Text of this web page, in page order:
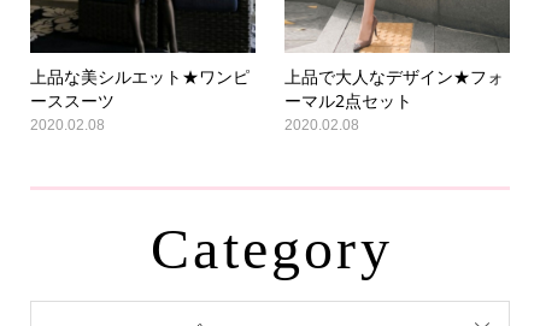
上品な美シルエット★ワンピ
ーススーツ
2020.02.08
上品で大人なデザイン★フォ
ーマル2点セット
2020.02.08
Category